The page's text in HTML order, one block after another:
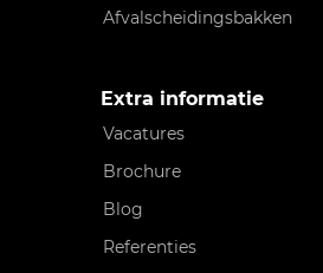
Afvalscheidingsbakken
Extra informatie
Vacatures
Brochure
Blog
Referenties